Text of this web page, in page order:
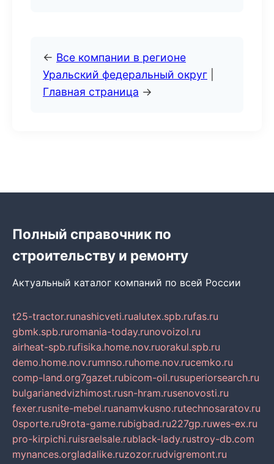
← Все компании в регионе
Уральский федеральный округ
Главная страница →
Полный справочник по
строительству и ремонту
Актуальный каталог компаний по всей России
t25-tractor.runashicveti.rualutex.spb.rufas.ru
gbmk.spb.ruromania-today.runovoizol.ru
airheat-spb.rufisika.home.nov.ruorakul.spb.ru
demo.home.nov.rumnso.ruhome.nov.rucemko.ru
comp-land.org7gazet.rubicom-oil.rusuperiorsearch.ru
bulgarianedvizhimost.rusn-hram.rusenovosti.ru
fexer.rusnite-mebel.ruanamvkusno.rutechnosaratov.ru
0sporte.ru9rota-game.rubigbad.ru227gp.ruwes-ex.ru
pro-kirpichi.ruisraelsale.rublack-lady.rustroy-db.com
mynances.orgladalike.ruzozor.rudvigremont.ru